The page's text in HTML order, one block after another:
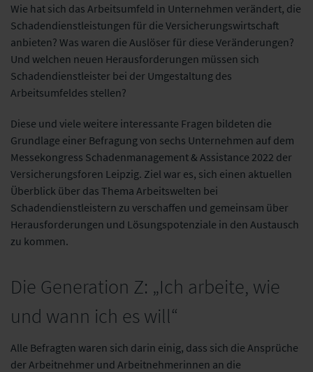
Wie hat sich das Arbeitsumfeld in Unternehmen verändert, die
Schadendienstleistungen für die Versicherungswirtschaft
anbieten? Was waren die Auslöser für diese Veränderungen?
Und welchen neuen Herausforderungen müssen sich
Schadendienstleister bei der Umgestaltung des
Arbeitsumfeldes stellen?
Diese und viele weitere interessante Fragen bildeten die
Grundlage einer Befragung von sechs Unternehmen auf dem
Messekongress Schadenmanagement & Assistance 2022 der
Versicherungsforen Leipzig. Ziel war es, sich einen aktuellen
Überblick über das Thema Arbeitswelten bei
Schadendienstleistern zu verschaffen und gemeinsam über
Herausforderungen und Lösungspotenziale in den Austausch
zu kommen.
Die Generation Z: „Ich arbeite, wie
und wann ich es will“
Alle Befragten waren sich darin einig, dass sich die Ansprüche
der Arbeitnehmer und Arbeitnehmerinnen an die